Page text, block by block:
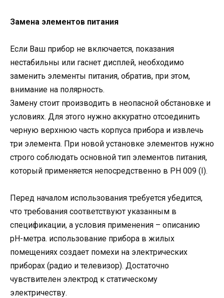
Замена элементов питания
Если Ваш прибор не включается, показания
нестабильны или гаснет дисплей, необходимо
заменить элементы питания, обратив, при этом,
внимание на полярность.
Замену стоит производить в неопасной обстановке и
условиях. Для этого нужно аккуратно отсоединить
черную верхнюю часть корпуса прибора и извлечь
три элемента. При новой установке элементов нужно
строго соблюдать основной тип элементов питания,
который применяется непосредственно в PH 009 (I).
Перед началом использования требуется убедится,
что требования соответствуют указанным в
спецификации, а условия применения – описанию
pH-метра. использование прибора в жилых
помещениях создает помехи на электрических
приборах (радио и телевизор). Достаточно
чувствителен электрод к статическому
электричеству.